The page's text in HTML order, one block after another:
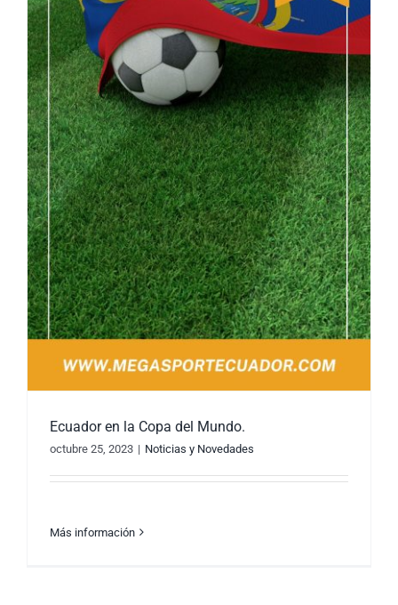
Ecuador en la Copa del Mundo.
octubre 25, 2023 | Noticias y Novedades
Más información